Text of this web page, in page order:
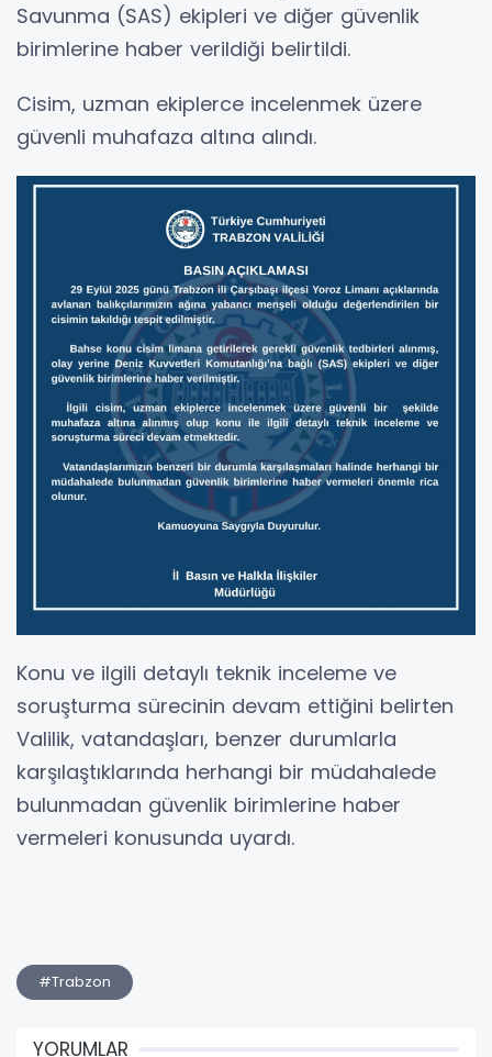
Savunma (SAS) ekipleri ve diğer güvenlik
birimlerine haber verildiği belirtildi.
Cisim, uzman ekiplerce incelenmek üzere
güvenli muhafaza altına alındı.
Konu ve ilgili detaylı teknik inceleme ve
soruşturma sürecinin devam ettiğini belirten
Valilik, vatandaşları, benzer durumlarla
karşılaştıklarında herhangi bir müdahalede
bulunmadan güvenlik birimlerine haber
vermeleri konusunda uyardı.
#Trabzon
YORUMLAR